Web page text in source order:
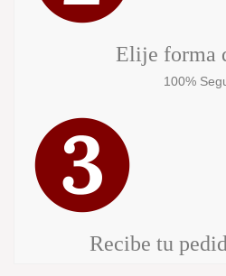
Elije forma
100%
Recibe tu